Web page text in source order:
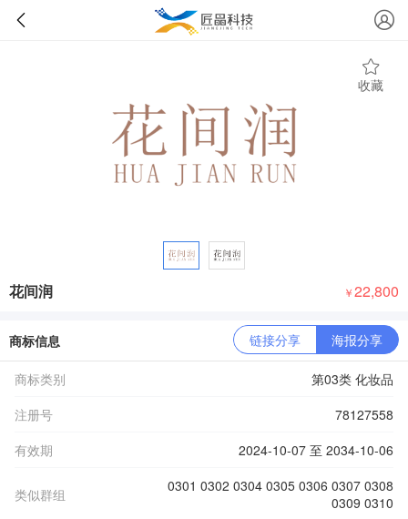
收藏
花间润 ￥22,800
商标信息 链接分享 海报分享
商标类别
第03类 化妆品
注册号
78127558
有效期
2024-10-07 至 2034-10-06
类似群组
0301 0302 0304 0305 0306 0307 0308
0309 0310